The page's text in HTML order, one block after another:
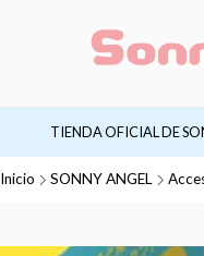
TIENDA OFICIAL DE
Inicio SONNY ANGEL